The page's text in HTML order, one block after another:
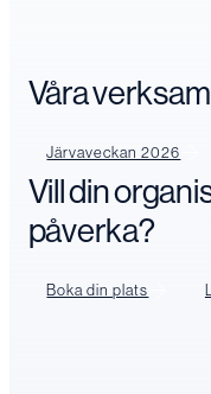
Våra
Järvaveckan 2026
Vill din
påverka?
Boka din plats